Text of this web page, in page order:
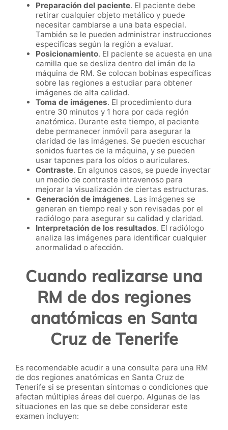
Preparación del paciente. El paciente debe
retirar cualquier objeto metálico y puede
necesitar cambiarse a una bata especial.
También se le pueden administrar instrucciones
específicas según la región a evaluar.
Posicionamiento. El paciente se acuesta en una
camilla que se desliza dentro del imán de la
máquina de RM. Se colocan bobinas específicas
sobre las regiones a estudiar para obtener
imágenes de alta calidad.
Toma de imágenes. El procedimiento dura
entre 30 minutos y 1 hora por cada región
anatómica. Durante este tiempo, el paciente
debe permanecer inmóvil para asegurar la
claridad de las imágenes. Se pueden escuchar
sonidos fuertes de la máquina, y se pueden
usar tapones para los oídos o auriculares.
Contraste. En algunos casos, se puede inyectar
un medio de contraste intravenoso para
mejorar la visualización de ciertas estructuras.
Generación de imágenes. Las imágenes se
generan en tiempo real y son revisadas por el
radiólogo para asegurar su calidad y claridad.
Interpretación de los resultados. El radiólogo
analiza las imágenes para identificar cualquier
anormalidad o afección.
Cuando realizarse una
RM de dos regiones
anatómicas en Santa
Cruz de Tenerife
Es recomendable acudir a una consulta para una RM
de dos regiones anatómicas en Santa Cruz de
Tenerife si se presentan síntomas o condiciones que
afectan múltiples áreas del cuerpo. Algunas de las
situaciones en las que se debe considerar este
examen incluyen: